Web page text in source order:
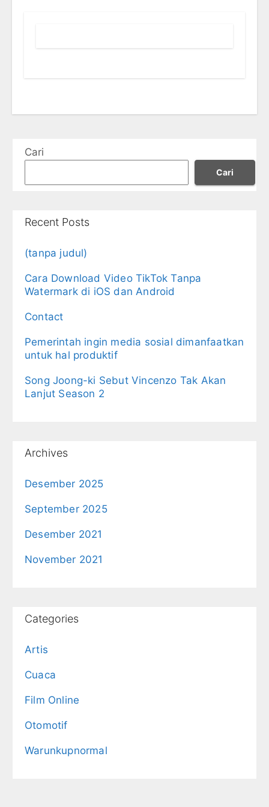
Cari
Cari
Recent Posts
(tanpa judul)
Cara Download Video TikTok Tanpa
Watermark di iOS dan Android
Contact
Pemerintah ingin media sosial dimanfaatkan
untuk hal produktif
Song Joong-ki Sebut Vincenzo Tak Akan
Lanjut Season 2
Archives
Desember 2025
September 2025
Desember 2021
November 2021
Categories
Artis
Cuaca
Film Online
Otomotif
Warunkupnormal